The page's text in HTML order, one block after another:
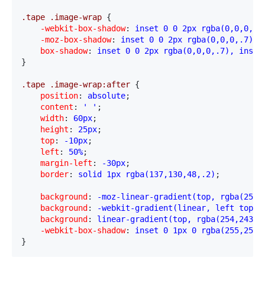
.tape .image-wrap {
    -webkit-box-shadow
:
inset 0 0 2px
    -moz-box-shadow
:
inset 0 0 2px rgba(0,0,0,.7),
    box-shadow
:
inset 0 0 2px rgba(0,0,0,.7), inset
}
.tape .image-wrap:after {
    position
: absolute;
    content
: ' ' ;
    width
: 60px;
    height
: 25px;
    top
: -10px;
    left
: 50%;
    margin-left
: -30px;
    border
: solid 1px rgba(137,130,48,.2) ;
    background
:
-moz-linear-gradient(top,
    background
:
-webkit-gradient(linear, left top,
    background
:
linear-gradient(top,
    -webkit-box-shadow
:
inset 0 1px 0
}